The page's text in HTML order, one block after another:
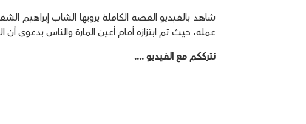
شاهد بالفيديو القصة الكاملة يرويها الشاب إبراهيم
عمله، حيث تم ابتزازه أمام أعين المارة والناس بدعوى
نترككم مع الفيديو ....